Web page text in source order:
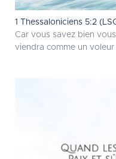
1 Thessaloniciens 5:2
Car vous savez bien
viendra comme un voleur